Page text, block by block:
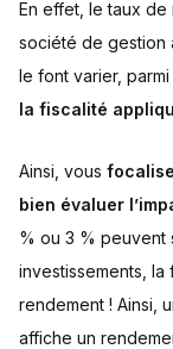
En effet, le taux
société de gestion
le font varier, parmi
la fiscalité
Ainsi, vous
bien évaluer
% ou 3 % peuvent
investissements,
rendement ! Ainsi,
affiche un